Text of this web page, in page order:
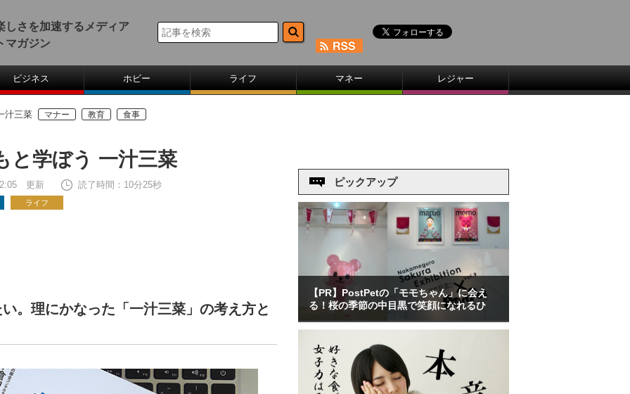
しさを加速するメディア
マガジン
ビジネス ホビー ライフ マネー レジャー
汁三菜 マナー 教育 食事
と学ぼう 一汁三菜
更新 読了時間：10分25秒
ライフ
。理にかなった「一汁三菜」の考え方と
ピックアップ
【PR】PostPetの「モモちゃん」に会え
る！桜の季節の中目黒で笑顔になれるひ